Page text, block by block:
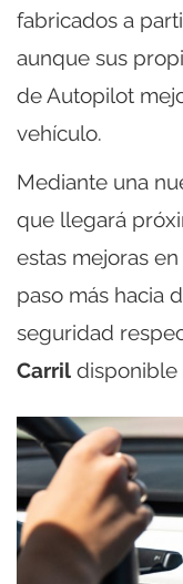
fabricados a
aunque sus
de Autopilot
vehículo.
Mediante una
que llegará
estas mejoras
paso más hacia
seguridad
Carril disponible